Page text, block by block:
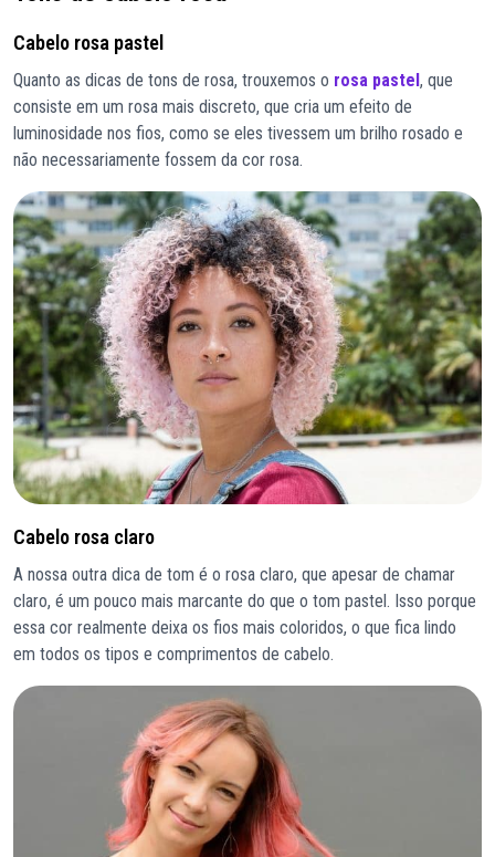
Cabelo rosa pastel
Quanto as dicas de tons de rosa, trouxemos o rosa pastel , que
consiste em um rosa mais discreto, que cria um efeito de
luminosidade nos fios, como se eles tivessem um brilho rosado e
não necessariamente fossem da cor rosa.
Cabelo rosa claro
A nossa outra dica de tom é o rosa claro, que apesar de chamar
claro, é um pouco mais marcante do que o tom pastel. Isso porque
essa cor realmente deixa os fios mais coloridos, o que fica lindo
em todos os tipos e comprimentos de cabelo.